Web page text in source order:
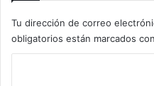
Tu dirección de correo
obligatorios están marcados con